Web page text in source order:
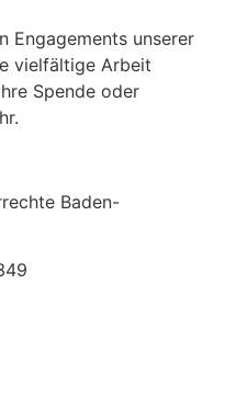
Engagements unserer
vielfältige Arbeit
Spende oder
Baden-